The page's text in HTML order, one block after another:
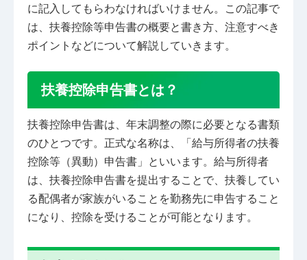
に記入してもらわなければいけません。この記事で
は、扶養控除等申告書の概要と書き方、注意すべき
ポイントなどについて解説していきます。
扶養控除申告書とは？
扶養控除申告書は、年末調整の際に必要となる書類
のひとつです。正式な名称は、「給与所得者の扶養
控除等（異動）申告書」といいます。給与所得者
は、扶養控除申告書を提出することで、扶養してい
る配偶者が家族がいることを勤務先に申告すること
になり、控除を受けることが可能となります。